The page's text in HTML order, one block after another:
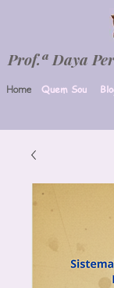
Home Quem Sou
Prof.ª Daya